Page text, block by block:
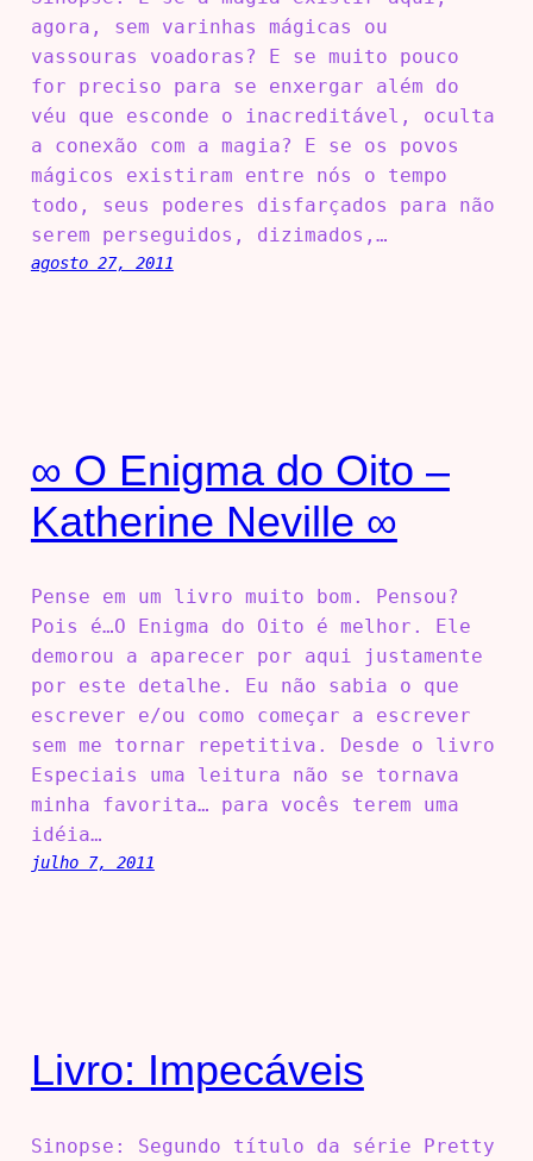
agora, sem varinhas mágicas ou
vassouras voadoras? E se muito pouco
for preciso para se enxergar além do
véu que esconde o inacreditável, oculta
a conexão com a magia? E se os povos
mágicos existiram entre nós o tempo
todo, seus poderes disfarçados para não
serem perseguidos, dizimados,…
agosto 27, 2011
∞ O Enigma do Oito –
Katherine Neville ∞
Pense em um livro muito bom. Pensou?
Pois é…O Enigma do Oito é melhor. Ele
demorou a aparecer por aqui justamente
por este detalhe. Eu não sabia o que
escrever e/ou como começar a escrever
sem me tornar repetitiva. Desde o livro
Especiais uma leitura não se tornava
minha favorita… para vocês terem uma
idéia…
julho 7, 2011
Livro: Impecáveis
Sinopse: Segundo título da série Pretty